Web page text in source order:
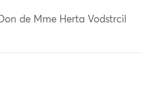
Don de Mme Herta Vodstrcil